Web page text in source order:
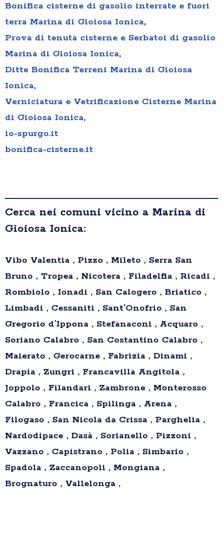
Bonifica cisterne di gasolio interrate e fuori
terra Marina di Gioiosa Ionica,
Prova di tenuta cisterne e Serbatoi di gasolio
Marina di Gioiosa Ionica,
Ditte Bonifica Terreni Marina di Gioiosa
Ionica,
Verniciatura e Vetrificazione Cisterne Marina
di Gioiosa Ionica,
io-spurgo.it
bonifica-cisterne.it
Cerca nei comuni vicino a Marina di
Gioiosa Ionica:
Vibo Valentia , Pizzo , Mileto , Serra San
Bruno , Tropea , Nicotera , Filadelfia , Ricadi ,
Rombiolo , Ionadi , San Calogero , Briatico ,
Limbadi , Cessaniti , Sant’Onofrio , San
Gregorio d’Ippona , Stefanaconi , Acquaro ,
Soriano Calabro , San Costantino Calabro ,
Maierato , Gerocarne , Fabrizia , Dinami ,
Drapia , Zungri , Francavilla Angitola ,
Joppolo , Filandari , Zambrone , Monterosso
Calabro , Francica , Spilinga , Arena ,
Filogaso , San Nicola da Crissa , Parghelia ,
Nardodipace , Dasà , Sorianello , Pizzoni ,
Vazzano , Capistrano , Polia , Simbario ,
Spadola , Zaccanopoli , Mongiana ,
Brognaturo , Vallelonga ,